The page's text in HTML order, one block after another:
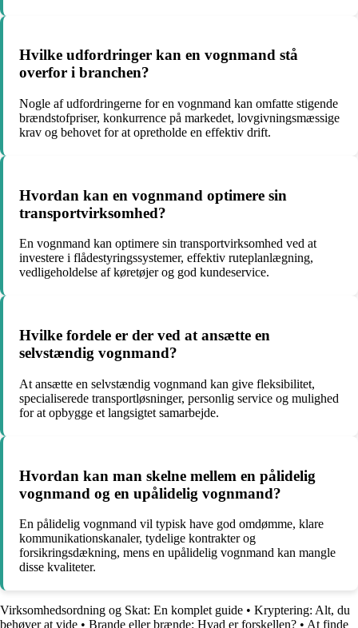
Hvilke udfordringer kan en vognmand stå
overfor i branchen?
Nogle af udfordringerne for en vognmand kan omfatte stigende
brændstofpriser, konkurrence på markedet, lovgivningsmæssige
krav og behovet for at opretholde en effektiv drift.
Hvordan kan en vognmand optimere sin
transportvirksomhed?
En vognmand kan optimere sin transportvirksomhed ved at
investere i flådestyringssystemer, effektiv ruteplanlægning,
vedligeholdelse af køretøjer og god kundeservice.
Hvilke fordele er der ved at ansætte en
selvstændig vognmand?
At ansætte en selvstændig vognmand kan give fleksibilitet,
specialiserede transportløsninger, personlig service og mulighed
for at opbygge et langsigtet samarbejde.
Hvordan kan man skelne mellem en pålidelig
vognmand og en upålidelig vognmand?
En pålidelig vognmand vil typisk have god omdømme, klare
kommunikationskanaler, tydelige kontrakter og
forsikringsdækning, mens en upålidelig vognmand kan mangle
disse kvaliteter.
Virksomhedsordning og Skat: En komplet guide • Kryptering: Alt, du
behøver at vide • Brande eller brænde: Hvad er forskellen? • At finde